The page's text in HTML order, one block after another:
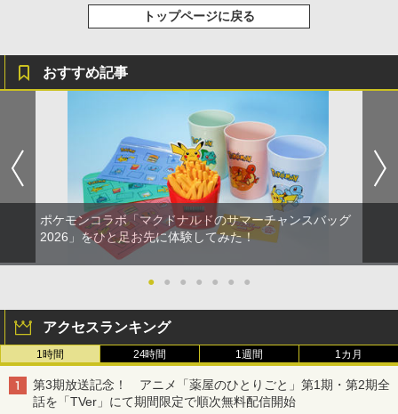
トップページに戻る
おすすめ記事
ポケモンコラボ「マクドナルドのサマーチャンスバッグ
2026」をひと足お先に体験してみた！
● ● ● ● ● ● ●
アクセスランキング
1時間 24時間 1週間 1カ月
第3期放送記念！ アニメ「薬屋のひとりごと」第1期・第2期全
話を「TVer」にて期間限定で順次無料配信開始